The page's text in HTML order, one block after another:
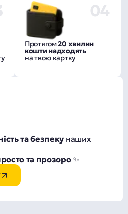
04
Протягом20 хвилин
кошти надходять
на твою картку
та безпеку наших
та прозоро✨